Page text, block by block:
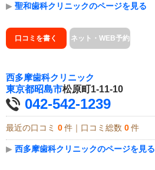
▶ 聖和歯科クリニックのページを見る
口コミを書く ネット・WEB予約
西多摩歯科クリニック
東京都昭島市松原町1-11-10
042-542-1239
最近の口コミ 0 件｜口コミ総数 0 件
▶ 西多摩歯科クリニックのページを見る